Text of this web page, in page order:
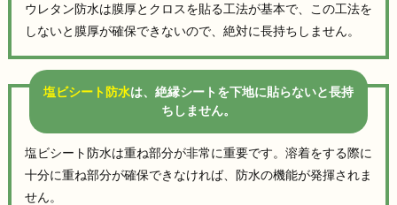
ウレタン防水は膜厚とクロスを貼る工法が基本で、この工法を
しないと膜厚が確保できないので、絶対に長持ちしません。
塩ビシート防水は、絶縁シートを下地に貼らないと長持
ちしません。
塩ビシート防水は重ね部分が非常に重要です。溶着をする際に
十分に重ね部分が確保できなければ、防水の機能が発揮されま
せん。